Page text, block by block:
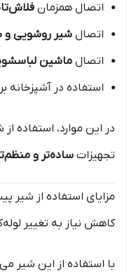
اتصال همزمان
اتصالشیر روشویی و
اتصال ماشین
استفاده در آشپزخانه
در این موارد، استفاده
تجهیزاتساده‌تر و
مزایای استفاده از شیر
کاهش نیاز به تغییر
با استفاده از این شیر